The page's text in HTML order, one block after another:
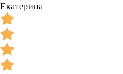
Екатерина